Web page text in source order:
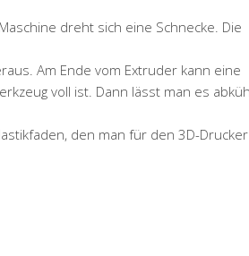
dreht sich eine Schnecke. Die
Am Ende vom Extruder kann eine
voll ist. Dann lässt man es
den man für den 3D-Drucker